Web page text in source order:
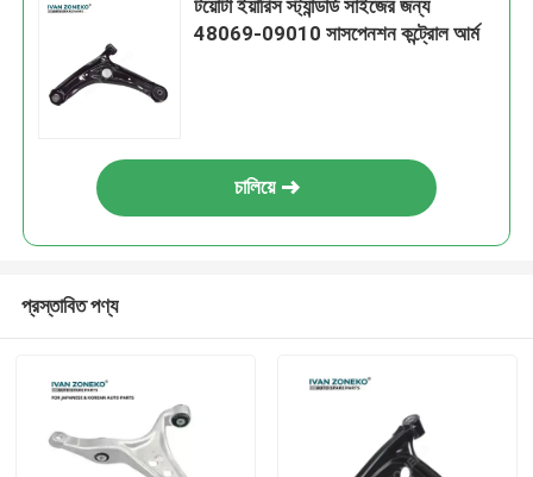
টয়োটা ইয়ারিস স্ট্যান্ডার্ড সাইজের জন্য
48069-09010 সাসপেনশন কন্ট্রোল আর্ম
চালিয়ে
প্রস্তাবিত পণ্য